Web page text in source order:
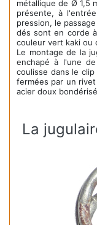
métallique de Ø 1,5
présente, à
pression, le
dés sont en corde
couleur vert kaki ou
Le montage de la
enchapé à l'une
coulisse dans le
fermées par un
acier doux
La